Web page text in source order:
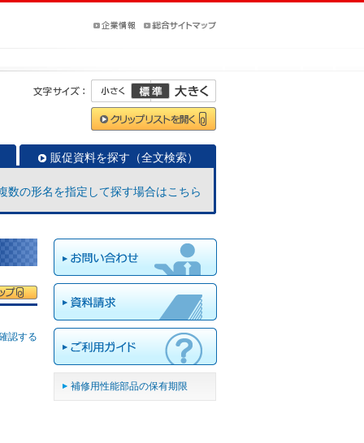
販促資料を探す（全文検索）
数の形名を指定して探す場合はこちら
認する
補修用性能部品の保有期限